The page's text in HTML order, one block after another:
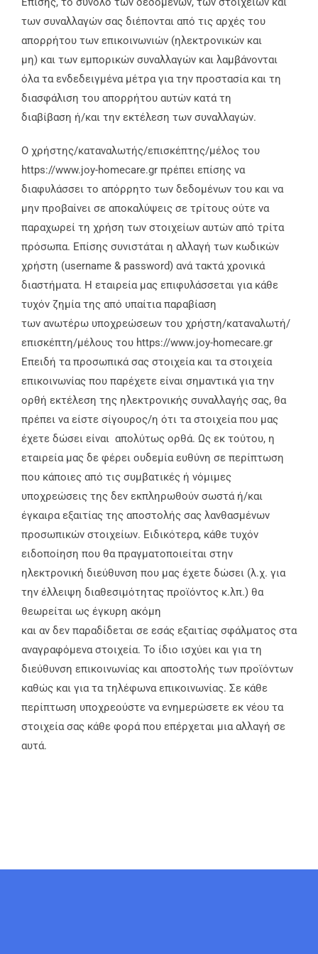
των συναλλαγών σας διέπονται από τις αρχές του
απορρήτου των επικοινωνιών (ηλεκτρονικών και
μη) και των εμπορικών συναλλαγών και λαμβάνονται
όλα τα ενδεδειγμένα μέτρα για την προστασία και τη
διασφάλιση του απορρήτου αυτών κατά τη
διαβίβαση ή/και την εκτέλεση των συναλλαγών.
Ο χρήστης/καταναλωτής/επισκέπτης/μέλος του
https://www.joy-homecare.gr πρέπει επίσης να
διαφυλάσσει το απόρρητο των δεδομένων του και να
μην προβαίνει σε αποκαλύψεις σε τρίτους ούτε να
παραχωρεί τη χρήση των στοιχείων αυτών από τρίτα
πρόσωπα. Επίσης συνιστάται η αλλαγή των κωδικών
χρήστη (username & password) ανά τακτά χρονικά
διαστήματα. Η εταιρεία μας επιφυλάσσεται για κάθε
τυχόν ζημία της από υπαίτια παραβίαση
των ανωτέρω υποχρεώσεων του χρήστη/καταναλωτή/
επισκέπτη/μέλους του https://www.joy-homecare.gr
Επειδή τα προσωπικά σας στοιχεία και τα στοιχεία
επικοινωνίας που παρέχετε είναι σημαντικά για την
ορθή εκτέλεση της ηλεκτρονικής συναλλαγής σας, θα
πρέπει να είστε σίγουρος/η ότι τα στοιχεία που μας
έχετε δώσει είναι απολύτως ορθά. Ως εκ τούτου, η
εταιρεία μας δε φέρει ουδεμία ευθύνη σε περίπτωση
που κάποιες από τις συμβατικές ή νόμιμες
υποχρεώσεις της δεν εκπληρωθούν σωστά ή/και
έγκαιρα εξαιτίας της αποστολής σας λανθασμένων
προσωπικών στοιχείων. Ειδικότερα, κάθε τυχόν
ειδοποίηση που θα πραγματοποιείται στην
ηλεκτρονική διεύθυνση που μας έχετε δώσει (λ.χ. για
την έλλειψη διαθεσιμότητας προϊόντος κ.λπ.) θα
θεωρείται ως έγκυρη ακόμη
και αν δεν παραδίδεται σε εσάς εξαιτίας σφάλματος στα
αναγραφόμενα στοιχεία. Το ίδιο ισχύει και για τη
διεύθυνση επικοινωνίας και αποστολής των προϊόντων
καθώς και για τα τηλέφωνα επικοινωνίας. Σε κάθε
περίπτωση υποχρεούστε να ενημερώσετε εκ νέου τα
στοιχεία σας κάθε φορά που επέρχεται μια αλλαγή σε
αυτά.